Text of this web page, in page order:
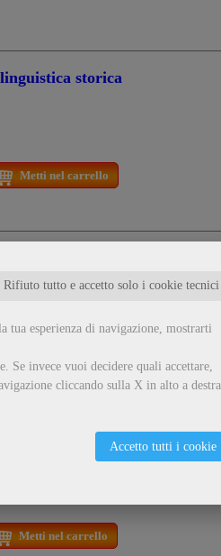
Rifiuto tutto e accetto solo i cookie tecnici
tua esperienza di navigazione, mostrarti
Se invece vuoi decidere quali accettare,
cliccando sulla X in alto a destra.
Accetto tutti i cookie
storica
Metti nel carrello
Metti nel carrello